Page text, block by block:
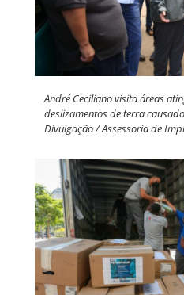
André Ceciliano visita áreas
deslizamentos de terra
Divulgação / Assessoria de